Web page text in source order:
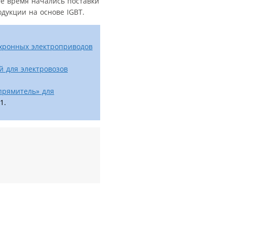
на основе IGBT.
электроприводов
для электровозов
для